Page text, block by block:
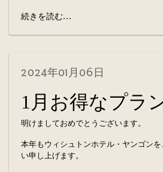
続きを読む...
2024年01月06日
1月お得なプラ
明けましておめでとうございます。
本年もウィシュトンホテル・ヤンゴン
い申し上げます。